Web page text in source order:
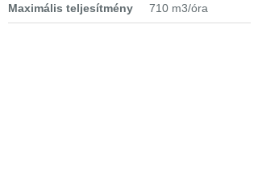
Maximális teljesítmény 710 m3/óra